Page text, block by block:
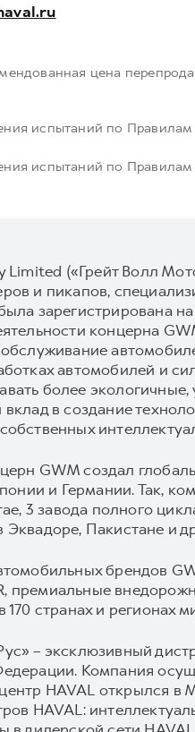
цена
испытаний по
испытаний по
(«Грейт Волл
и пикапов,
зарегистрирована
концерна
автомобилей и
более
в создание
GWM создал
и Германии. Так,
3 завода полного
Пакистане и
брендов
премиальные
странах и регионах
– эксклюзивный
Компания
HAVAL открылся в
HAVAL: